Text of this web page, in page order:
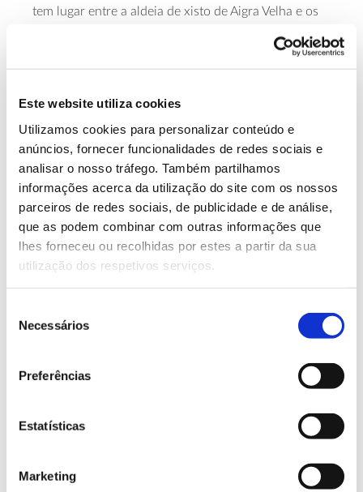
Este website utiliza cookies
Utilizamos cookies para personalizar conteúdo e
anúncios, fornecer funcionalidades de redes sociais e
analisar o nosso tráfego. Também partilhamos
informações acerca da utilização do site com os nossos
parceiros de redes sociais, de publicidade e de análise,
que as podem combinar com outras informações que
lhes forneceu ou recolhidas por estes a partir da sua
utilização dos respetivos serviços.
Necessários
Preferências
Estatísticas
Marketing
tem lugar entre a aldeia de xisto de Aigra Velha e os
permite-lhe apreciar a paisagem da região, entre
formações rochosas e castanheiros, e também a
entidade organizadora do evento certificada com o
selo “Safe & Clean”,compromete-se a seguir as
recomendações da Direção-Geral de Saúde ao longo
de toda a atividade. A participação tem um custo de
10 euros por pessoa.
Saiba mais sobre a caminhada
13.07.2026
Genoma do priolo e de outras espécies em risco:
02.07.2026
Registar galhas de Trichi em acácia-das-espigas:
cidadãos chamados a ajudar